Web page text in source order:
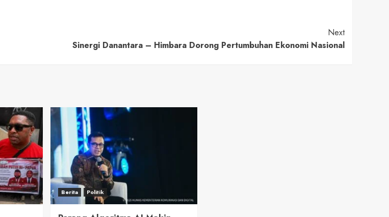
Next
Sinergi Danantara – Himbara Dorong Pertumbuhan Ekonomi Nasional
Berita Politik